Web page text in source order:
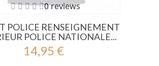
0 reviews
POLICE RENSEIGNEMENT
POLICE NATIONALE...
14,95 €